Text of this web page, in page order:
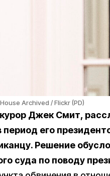
Archived / Flickr (PD)
Джек Смит,
период его
Решение
суда по поводу